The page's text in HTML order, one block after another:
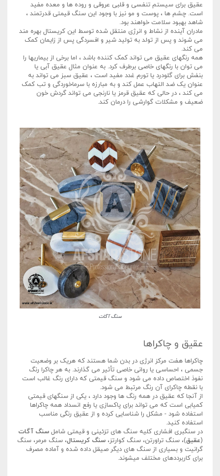
عقیق برای سیستم تنفسی و قلبی عروقی و روده ها و معده مفید
است. چشم ها ، پوست و مو نیز با وجود این سنگ قیمتی قدرتمند ،
شاهد بهبود سلامت خواهند بود.
مادران آینده از نشاط و انرژی منتقل شده توسط این کریستال بهره مند
می شوند و پس از تولد به تولید شیر و افسردگی پس از زایمان کمک
می کند.
همه رنگهای عقیق می تواند کمک کننده باشد ، اما برخی از بیماریها را
می توان با رنگهای خاصی برطرف کرد. به عنوان مثال عقیق آبی یا
بنفش برای گلودرد یا تورم غدد مفید است ، عقیق سبز می تواند به
عنوان یک ضد التهاب عمل کند و به مبارزه با سرماخوردگی و تب کمک
می کند ، در حالی که عقیق قرمز یا نارنجی می تواند گردش خون
ضعیف و مشکلات گوارشی را درمان کند.
سنگ آگات
عقیق و چاکراها
چاکراها هفت مرکز انرژی در بدن شما هستند که هریک بر وضعیت
جسمی ، احساسی یا روانی خاصی تأثیر می گذارند. به هر چاکرا رنگ
نفوذ اختصاص داده می شود و سنگ قیمتی که دارای رنگ غالب است
با نقطه چاکرای آن رنگ مرتبط می شود.
از آنجا که عقیق در همه رنگ ها وجود دارد ، یکی از سنگهای قیمتی
کمیابی است که می تواند برای پاکسازی یا رفع انسداد همه چاکراها
استفاده شود - مشکل را شناسایی کرده و از عقیق رنگی مناسب
استفاده کنید.
در سنگبری افشاری کلیه سنگ های تزئینی و قیمتی شامل سنگ آگات
(عقیق)، سنگ تراورتن، سنگ کوارتز، سنگ کریستال، سنگ مرمر، سنگ
گرانیت و بسیاری از سنگ های دیگر صیقل داده شده و آماده مصرف
برای کاربرددهای مختلف میشوند.